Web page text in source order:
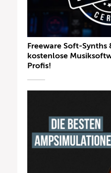
Freeware Soft-Synths
kostenlose
Profis!